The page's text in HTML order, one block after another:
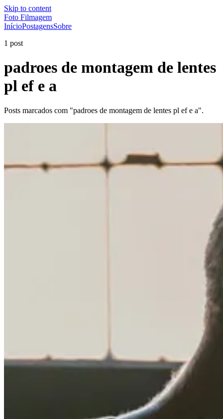
Skip to content
Foto Filmagem
InícioPostagensSobre
1 post
padroes de montagem de lentes
pl ef e a
Posts marcados com "padroes de montagem de lentes pl ef e a".